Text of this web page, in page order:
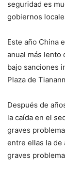
seguridad es
gobiernos
Este año China
anual más lento
bajo sanciones
Plaza de
Después de
la caída en el
graves
entre ellas la de
graves